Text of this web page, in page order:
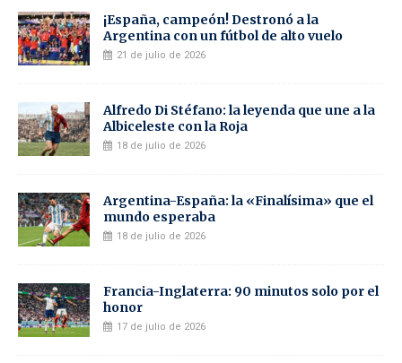
¡España, campeón! Destronó a la
Argentina con un fútbol de alto vuelo
21 de julio de 2026
Alfredo Di Stéfano: la leyenda que une a la
Albiceleste con la Roja
18 de julio de 2026
Argentina-España: la «Finalísima» que el
mundo esperaba
18 de julio de 2026
Francia-Inglaterra: 90 minutos solo por el
honor
17 de julio de 2026